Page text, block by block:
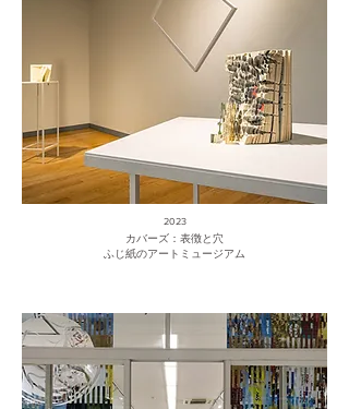
2023
カバーズ：表徴と穴
ふじ紙のアートミュージアム